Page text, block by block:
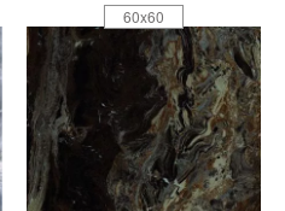
60x60